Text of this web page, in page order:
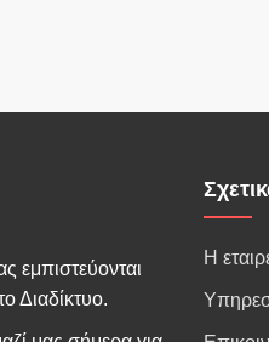
εμπιστεύονται
Διαδίκτυο.
Η